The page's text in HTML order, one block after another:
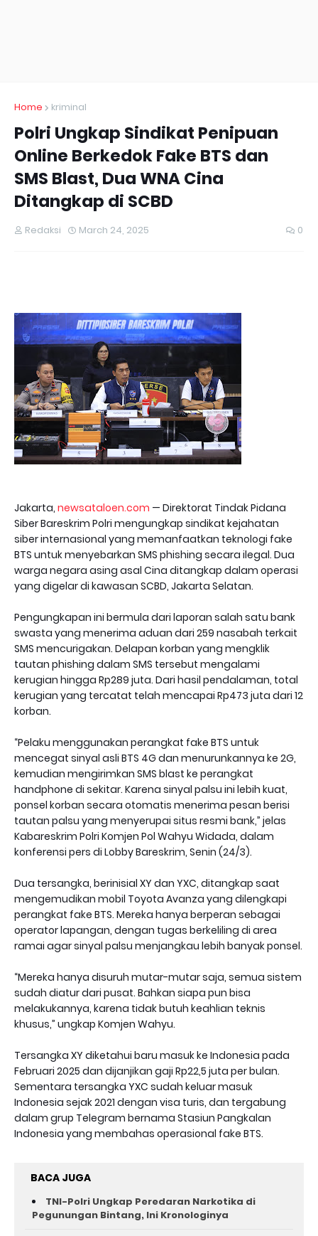
Home kriminal
Polri Ungkap Sindikat Penipuan
Online Berkedok Fake BTS dan
SMS Blast, Dua WNA Cina
Ditangkap di SCBD
Redaksi March 24, 2025 0
Jakarta, newsataloen.com — Direktorat Tindak Pidana
Siber Bareskrim Polri mengungkap sindikat kejahatan
siber internasional yang memanfaatkan teknologi fake
BTS untuk menyebarkan SMS phishing secara ilegal. Dua
warga negara asing asal Cina ditangkap dalam operasi
yang digelar di kawasan SCBD, Jakarta Selatan.
Pengungkapan ini bermula dari laporan salah satu bank
swasta yang menerima aduan dari 259 nasabah terkait
SMS mencurigakan. Delapan korban yang mengklik
tautan phishing dalam SMS tersebut mengalami
kerugian hingga Rp289 juta. Dari hasil pendalaman, total
kerugian yang tercatat telah mencapai Rp473 juta dari 12
korban.
“Pelaku menggunakan perangkat fake BTS untuk
mencegat sinyal asli BTS 4G dan menurunkannya ke 2G,
kemudian mengirimkan SMS blast ke perangkat
handphone di sekitar. Karena sinyal palsu ini lebih kuat,
ponsel korban secara otomatis menerima pesan berisi
tautan palsu yang menyerupai situs resmi bank,” jelas
Kabareskrim Polri Komjen Pol Wahyu Widada, dalam
konferensi pers di Lobby Bareskrim, Senin (24/3).
Dua tersangka, berinisial XY dan YXC, ditangkap saat
mengemudikan mobil Toyota Avanza yang dilengkapi
perangkat fake BTS. Mereka hanya berperan sebagai
operator lapangan, dengan tugas berkeliling di area
ramai agar sinyal palsu menjangkau lebih banyak ponsel.
“Mereka hanya disuruh mutar-mutar saja, semua sistem
sudah diatur dari pusat. Bahkan siapa pun bisa
melakukannya, karena tidak butuh keahlian teknis
khusus,” ungkap Komjen Wahyu.
Tersangka XY diketahui baru masuk ke Indonesia pada
Februari 2025 dan dijanjikan gaji Rp22,5 juta per bulan.
Sementara tersangka YXC sudah keluar masuk
Indonesia sejak 2021 dengan visa turis, dan tergabung
dalam grup Telegram bernama Stasiun Pangkalan
Indonesia yang membahas operasional fake BTS.
BACA JUGA
TNI-Polri Ungkap Peredaran Narkotika di
Pegunungan Bintang, Ini Kronologinya